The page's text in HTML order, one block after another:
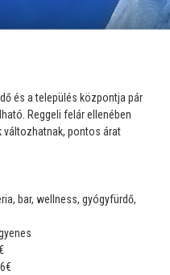
és a település központja pár
Reggeli felár ellenében
változhatnak, pontos árat
bar, wellness, gyógyfürdő,